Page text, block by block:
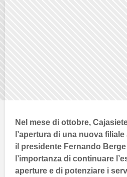
Nel mese di ottobre,
l’apertura di una nuova filiale
il presidente Fernando Berge
l’importanza di continuare
aperture e di potenziare i